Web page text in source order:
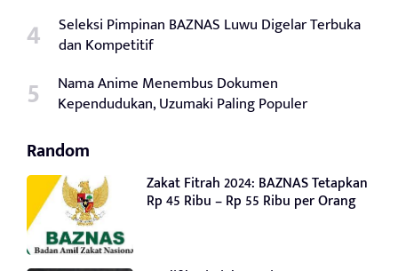
Seleksi Pimpinan BAZNAS Luwu Digelar Terbuka
dan Kompetitif
Nama Anime Menembus Dokumen
Kependudukan, Uzumaki Paling Populer
Random
Zakat Fitrah 2024: BAZNAS Tetapkan
Rp 45 Ribu – Rp 55 Ribu per Orang